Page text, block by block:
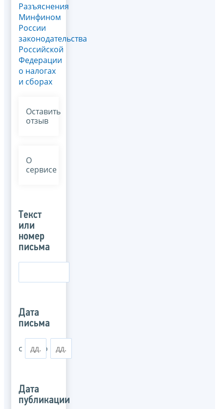
Разъяснения
Минфином
России
законодательства
Российской
Федерации
о налогах
и сборах
Оставить
отзыв
О
сервисе
Текст
или
номер
письма
Дата
письма
с по
Дата
публикации